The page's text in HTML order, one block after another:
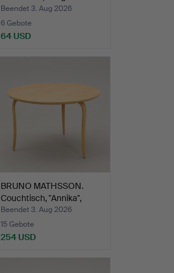
Metal…
Beendet 3. Aug 2026
6 Gebote
64 USD
BRUNO MATHSSON.
Couchtisch, "Annika",
Firm…
Beendet 3. Aug 2026
15 Gebote
254 USD